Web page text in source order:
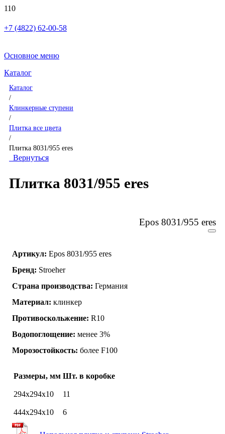
+7 (4822) 62-00-58
Основное меню
Каталог
Каталог
/
Клинкерные ступени
/
Плитка все цвета
/
Плитка 8031/955 eres
Вернуться
Плитка 8031/955 eres
Epos 8031/955 eres
Артикул: Epos 8031/955 eres
Бренд: Stroeher
Страна производства: Германия
Материал: клинкер
Противоскольжение: R10
Водопоглощение: менее 3%
Морозостойкость: более F100
Размеры, мм Шт. в коробке
294х294х10 11
444x294x10 6